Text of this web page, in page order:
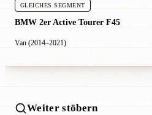
GLEICHES SEGMENT
BMW 2er Active Tourer F45
Van (2014–2021)
Weiter stöbern